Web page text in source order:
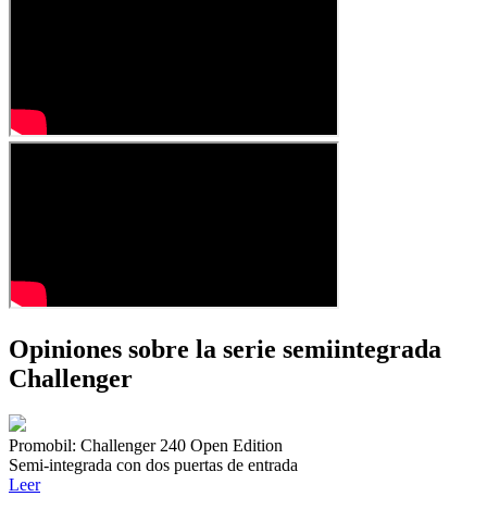
Opiniones sobre la serie semiintegrada
Challenger
Promobil: Challenger 240 Open Edition
Semi-integrada con dos puertas de entrada
Leer